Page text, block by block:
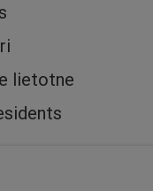
lietotne